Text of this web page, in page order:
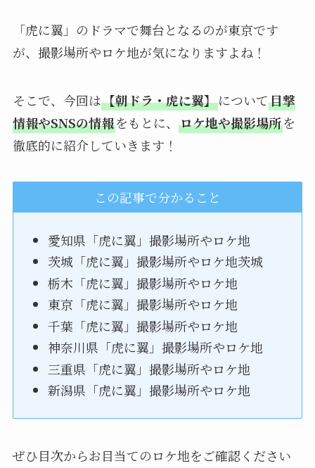
「虎に翼」のドラマで舞台となるのが東京です
が、撮影場所やロケ地が気になりますよね！
そこで、今回は【朝ドラ・虎に翼】について目撃
情報やSNSの情報をもとに、 ロケ地や撮影場所を
徹底的に紹介していきます！
この記事で分かること
愛知県「虎に翼」撮影場所やロケ地
茨城「虎に翼」撮影場所やロケ地茨城
栃木「虎に翼」撮影場所やロケ地
東京「虎に翼」撮影場所やロケ地
千葉「虎に翼」撮影場所やロケ地
神奈川県「虎に翼」撮影場所やロケ地
三重県「虎に翼」撮影場所やロケ地
新潟県「虎に翼」撮影場所やロケ地
ぜひ目次からお目当てのロケ地をご確認ください